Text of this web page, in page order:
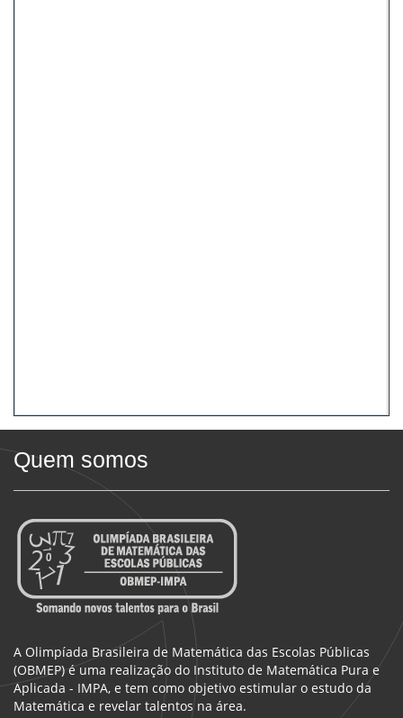
Quem somos
A Olimpíada Brasileira de Matemática das Escolas Públicas
(OBMEP) é uma realização do Instituto de Matemática Pura e
Aplicada - IMPA, e tem como objetivo estimular o estudo da
Matemática e revelar talentos na área.